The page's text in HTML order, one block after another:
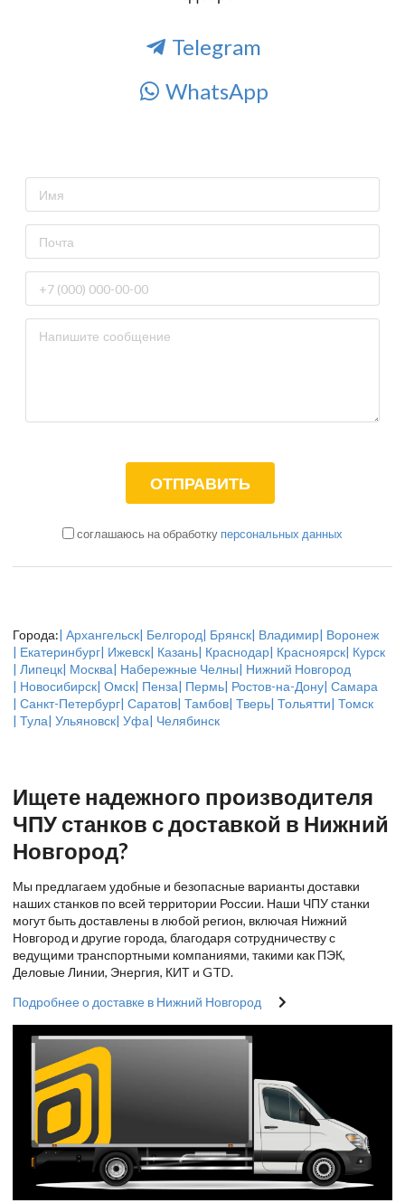
Telegram
WhatsApp
соглашаюсь на обработку персональных данных
Города:| Архангельск| Белгород| Брянск| Владимир| Воронеж
| Екатеринбург| Ижевск| Казань| Краснодар| Красноярск| Курск
| Липецк| Москва| Набережные Челны| Нижний Новгород
| Новосибирск| Омск| Пенза| Пермь| Ростов-на-Дону| Самара
| Санкт-Петербург| Саратов| Тамбов| Тверь| Тольятти| Томск
| Тула| Ульяновск| Уфа| Челябинск
Ищете надежного производителя
ЧПУ станков с доставкой в Нижний
Новгород?
Мы предлагаем удобные и безопасные варианты доставки
наших станков по всей территории России. Наши ЧПУ станки
могут быть доставлены в любой регион, включая Нижний
Новгород и другие города, благодаря сотрудничеству с
ведущими транспортными компаниями, такими как ПЭК,
Деловые Линии, Энергия, КИТ и GTD.
Подробнее о доставке в Нижний Новгород